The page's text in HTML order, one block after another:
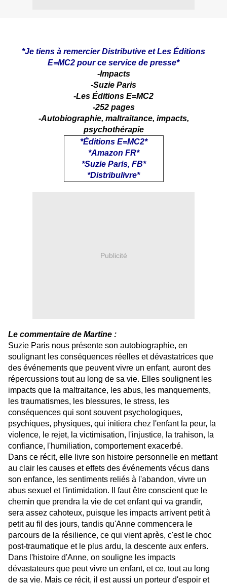
*Je tiens à remercier Distributive et Les Éditions
E=MC2 pour ce service de presse*
-Impacts
-Suzie Paris
-Les Éditions E=MC2
-252 pages
-Autobiographie, maltraitance, impacts,
psychothérapie
*Éditions E=MC2*
*Amazon FR*
*Suzie Paris, FB*
*Distribulivre*
Publicité
Le commentaire de Martine :
Suzie Paris nous présente son autobiographie, en
soulignant les conséquences réelles et dévastatrices que
des événements que peuvent vivre un enfant, auront des
répercussions tout au long de sa vie. Elles soulignent les
impacts que la maltraitance, les abus, les manquements,
les traumatismes, les blessures, le stress, les
conséquences qui sont souvent psychologiques,
psychiques, physiques, qui initiera chez l'enfant la peur, la
violence, le rejet, la victimisation, l'injustice, la trahison, la
confiance, l'humiliation, comportement exacerbé.
Dans ce récit, elle livre son histoire personnelle en mettant
au clair les causes et effets des événements vécus dans
son enfance, les sentiments reliés à l'abandon, vivre un
abus sexuel et l'intimidation. Il faut être conscient que le
chemin que prendra la vie de cet enfant qui va grandir,
sera assez cahoteux, puisque les impacts arrivent petit à
petit au fil des jours, tandis qu'Anne commencera le
parcours de la résilience, ce qui vient après, c'est le choc
post-traumatique et le plus ardu, la descente aux enfers.
Dans l'histoire d'Anne, on souligne les impacts
dévastateurs que peut vivre un enfant, et ce, tout au long
de sa vie. Mais ce récit, il est aussi un porteur d'espoir et